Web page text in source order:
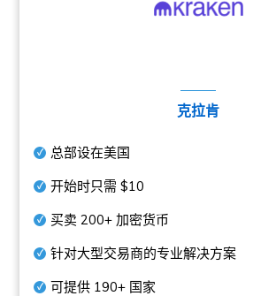
克拉肯
总部设在美国
开始时只需$10
买卖200+ 加密货币
针对大型交易商的专业解决方案
可提供 190+ 国家